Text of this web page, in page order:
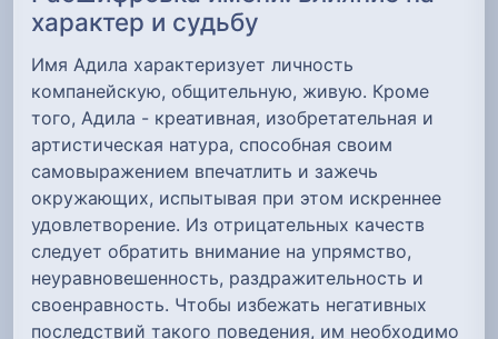
характер и судьбу
Имя Адила характеризует личность
компанейскую, общительную, живую. Кроме
того, Адила - креативная, изобретательная и
артистическая натура, способная своим
самовыражением впечатлить и зажечь
окружающих, испытывая при этом искреннее
удовлетворение. Из отрицательных качеств
следует обратить внимание на упрямство,
неуравновешенность, раздражительность и
своенравность. Чтобы избежать негативных
последствий такого поведения, им необходимо